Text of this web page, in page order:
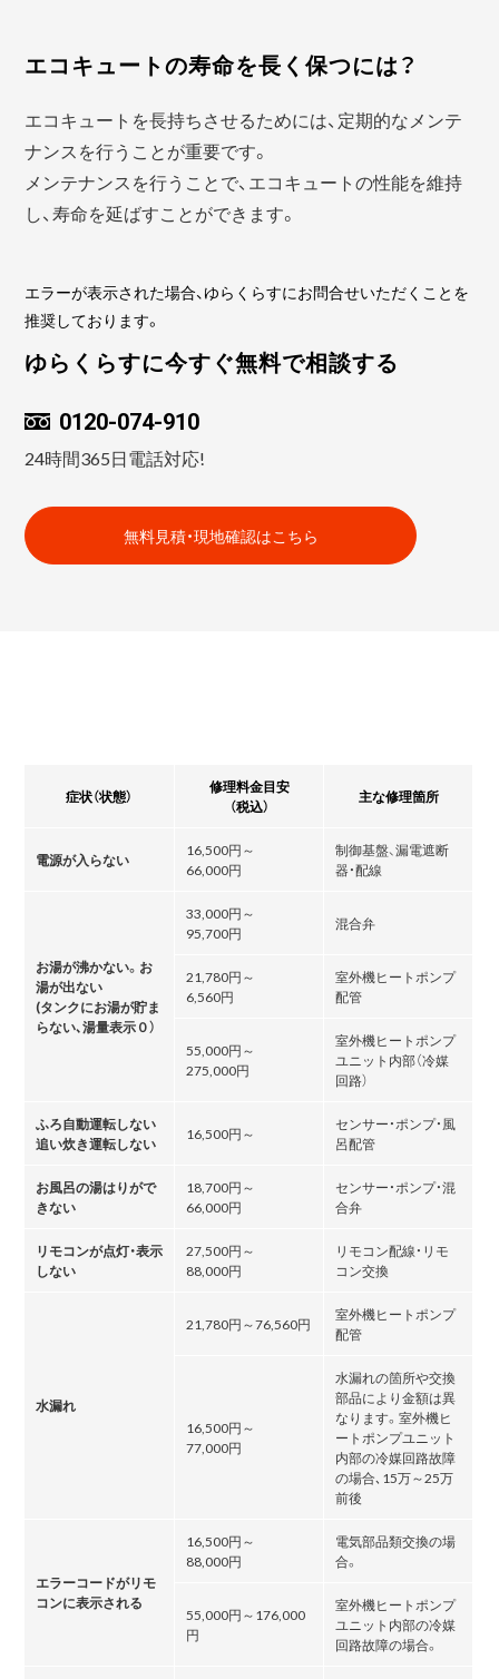
エコキュートの寿命を長く保つには？
エコキュートを長持ちさせるためには、定期的なメンテ
ナンスを行うことが重要です。
メンテナンスを行うことで、エコキュートの性能を維持
し、寿命を延ばすことができます。
エラーが表示された場合、ゆらくらすにお問合せいただくことを
推奨しております。
ゆらくらすに今すぐ無料で相談する
0120-074-910
24時間365日電話対応!
無料見積・現地確認はこちら
症状（状態）
修理料金目安
（税込）
主な修理箇所
電源が入らない
16,500円～
66,000円
制御基盤、漏電遮断
器・配線
お湯が沸かない。お
湯が出ない
(タンクにお湯が貯ま
らない､湯量表示０）
33,000円～
95,700円
混合弁
21,780円～
6,560円
室外機ヒートポンプ
配管
55,000円～
275,000円
室外機ヒートポンプ
ユニット内部（冷媒
回路）
ふろ自動運転しない
追い炊き運転しない
16,500円～
センサー・ポンプ・風
呂配管
お風呂の湯はりがで
きない
18,700円～
66,000円
センサー・ポンプ・混
合弁
リモコンが点灯・表示
しない
27,500円～
88,000円
リモコン配線・リモ
コン交換
水漏れ
21,780円～76,560円
室外機ヒートポンプ
配管
16,500円～
77,000円
水漏れの箇所や交換
部品により金額は異
なります。室外機ヒ
ートポンプユニット
内部の冷媒回路故障
の場合､15万～25万
前後
エラーコードがリモ
コンに表示される
16,500円～
88,000円
電気部品類交換の場
合。
55,000円～176,000
円
室外機ヒートポンプ
ユニット内部の冷媒
回路故障の場合。